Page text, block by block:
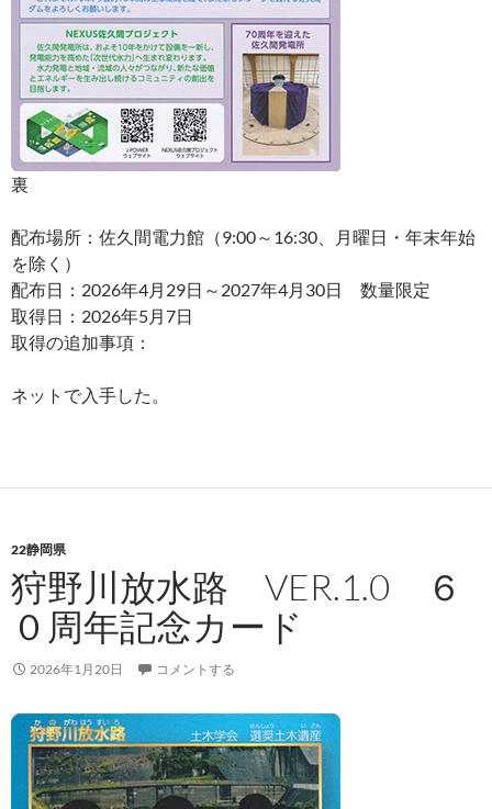
裏
配布場所：佐久間電力館（9:00～16:30、月曜日・年末年始
を除く）
配布日：2026年4月29日～2027年4月30日 数量限定
取得日：2026年5月7日
取得の追加事項：
ネットで入手した。
22静岡県
狩野川放水路 VER.1.0 ６
０周年記念カード
2026年1月20日 コメントする